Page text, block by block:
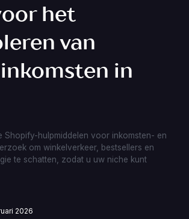
het
van
in
Shopify-hulpmiddelen voor inkomsten- en
om winkelverkeer, bestsellers en
te schatten, zodat u uw niche kunt
2026